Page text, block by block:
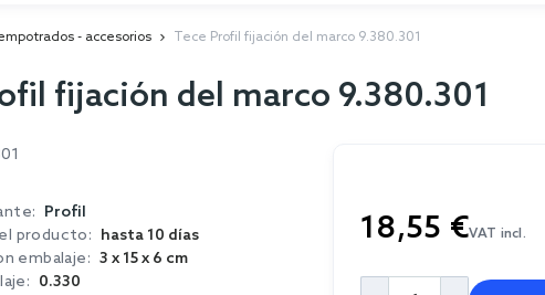
- accesorios Tece Profil fijación del marco 9.380.301
fijación del marco 9.380.301
Profil
producto: hasta 10 días
embalaje: 3 x 15 x 6 cm
0.330
18,55 €VAT incl.